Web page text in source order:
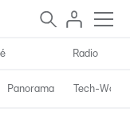
Radio
Panorama Tech-World